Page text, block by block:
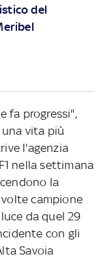
del
fa progressi",
vita più
l'agenzia
nella settimana
la
campione
da quel 29
con gli
Savoia